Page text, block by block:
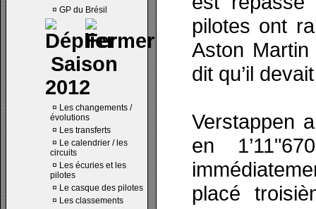
¤ GP du Brésil
Saison
2012
¤ Les changements /
évolutions
¤ Les transferts
¤ Le calendrier / les
circuits
¤ Les écuries et les
pilotes
¤ Le casque des pilotes
¤ Les classements
pilotes ont
Aston Martin
dit qu’il
Verstappen
en
placé